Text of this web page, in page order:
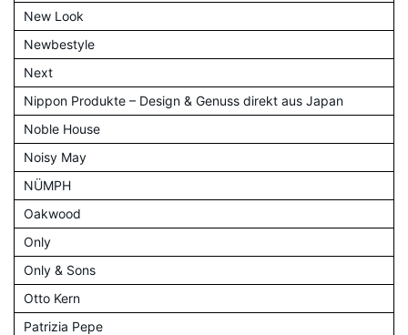
New Look
Newbestyle
Next
Nippon Produkte – Design & Genuss direkt aus Japan
Noble House
Noisy May
NÜMPH
Oakwood
Only
Only & Sons
Otto Kern
Patrizia Pepe